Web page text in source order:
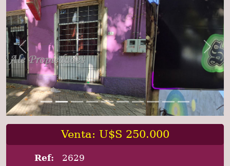
Previous Next
Venta: U$S 250.000
Ref: 2629